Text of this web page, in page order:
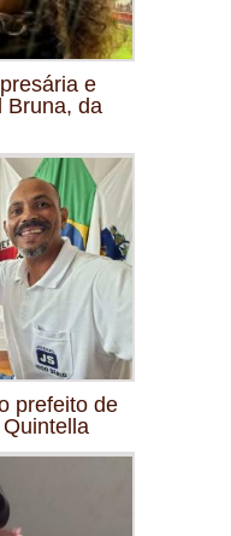
e
Bruna, da
prefeito de